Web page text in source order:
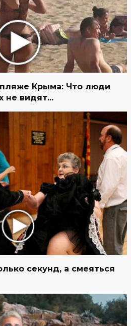
Крыма: Что люди
не видят...
секунд, а смеяться